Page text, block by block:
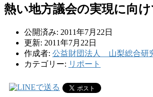
熱い地方議会の実現に向け
公開済み: 2011年7月22日
更新: 2011年7月22日
作成者: 公益財団法人 山梨総合研
カテゴリー: リポート